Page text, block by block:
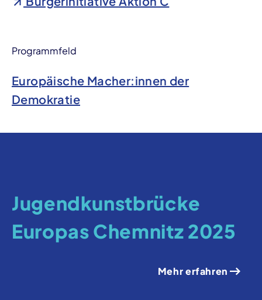
Programmfeld
Europäische Macher:innen der
Demokratie
Jugendkunstbrücke
Europas Chemnitz 2025
Mehr erfahren